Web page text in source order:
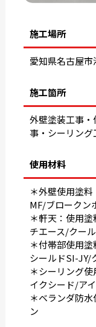
施工場所
愛知県名古屋市
施工箇所
外壁塗装工事
事・シーリン
使用材料
＊外壁使用塗
MF/ブロークン
＊軒天：使用
チエース/クー
＊付帯部使用
シールドSI-JY/
＊シーリング
イクシード/ア
＊ベランダ防
ン